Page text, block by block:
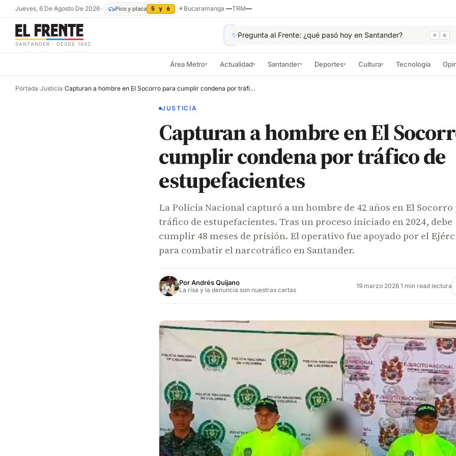
Jueves, 6 De Agosto De 2026• Pico y placa 5 y 6 ☀Bucaramanga —TRM—
SANTANDER · DESDE 1942
✨Pregunta al Frente: ¿qué pasó hoy en Santander? ⌘ K
Área Metro▾ Actualidad▾ Santander▾ Deportes▾ Cultura▾ Tecnología
Portada/Justicia/ Capturan a hombre en El Socorro para cumplir condena por tráfico de estupefacientes
JUSTICIA
Capturan a hombre en El
cumplir condena por tráfico de
estupefacientes
La Policía Nacional capturó a un hombre de 42 años en El
tráfico de estupefacientes. Tras un proceso iniciado en 2024, debe
cumplir 48 meses de prisión. El operativo fue apoyado por el
para combatir el narcotráfico en Santander.
PorAndrés Quijano
La risa y la denuncia son nuestras cartas 19 marzo 2026·1 min read lectura